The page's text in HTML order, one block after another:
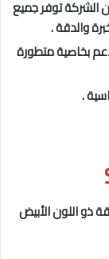
توفر جميع
والدقة .
بخاصية متطورة
.
ذو اللون الأبيض